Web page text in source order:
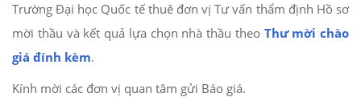
Trường Đại học Quốc tế thuê đơn vị Tư vấn thẩm định Hồ sơ
mời thầu và kết quả lựa chọn nhà thầu theo Thư mời chào
giá đính kèm.
Kính mời các đơn vị quan tâm gửi Báo giá.